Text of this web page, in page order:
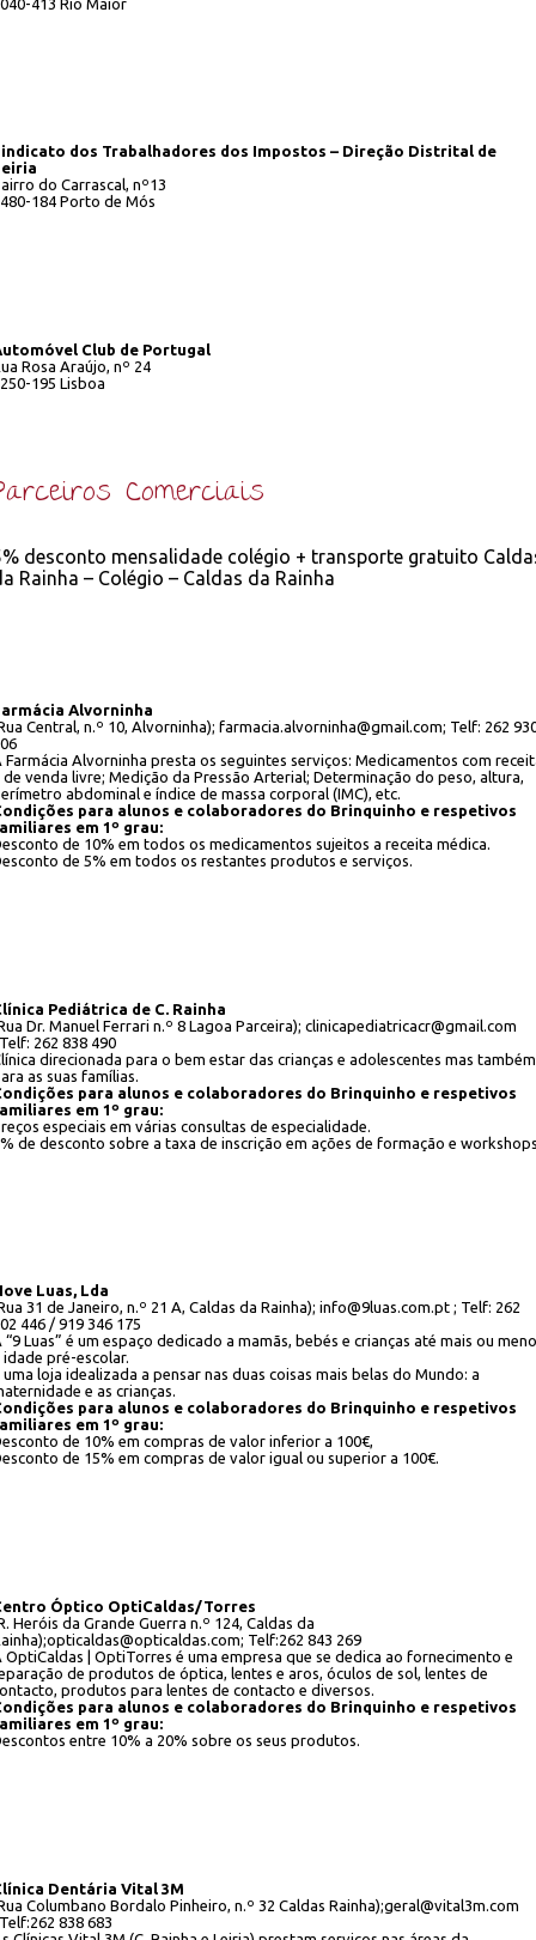
413 Rio Maior
dos Trabalhadores dos Impostos – Direção Distrital de
do Carrascal, nº13
184 Porto de Mós
Club de Portugal
Rosa Araújo, nº 24
195 Lisboa
Comerciais
desconto mensalidade colégio + transporte gratuito
Rainha – Colégio – Caldas da Rainha
Alvorninha
Central, n.º 10, Alvorninha); farmacia.alvorninha@gmail.com; Telf: 262
Farmácia Alvorninha presta os seguintes serviços: Medicamentos com
de venda livre; Medição da Pressão Arterial; Determinação do peso, altura,
abdominal e índice de massa corporal (IMC), etc.
para alunos e colaboradores do Brinquinho e respetivos
em 1º grau:
de 10% em todos os medicamentos sujeitos a receita médica.
de 5% em todos os restantes produtos e serviços.
Pediátrica de C. Rainha
Dr. Manuel Ferrari n.º 8 Lagoa Parceira); clinicapediatricacr@gmail.com
262 838 490
direcionada para o bem estar das crianças e adolescentes mas também
as suas famílias.
para alunos e colaboradores do Brinquinho e respetivos
em 1º grau:
especiais em várias consultas de especialidade.
de desconto sobre a taxa de inscrição em ações de formação e
Luas, Lda
31 de Janeiro, n.º 21 A, Caldas da Rainha); info@9luas.com.pt ; Telf: 262
446 / 919 346 175
“9 Luas” é um espaço dedicado a mamãs, bebés e crianças até mais ou
idade pré-escolar.
uma loja idealizada a pensar nas duas coisas mais belas do Mundo: a
e as crianças.
para alunos e colaboradores do Brinquinho e respetivos
em 1º grau:
de 10% em compras de valor inferior a 100€,
de 15% em compras de valor igual ou superior a 100€.
Óptico OptiCaldas/Torres
Heróis da Grande Guerra n.º 124, Caldas da
Telf:262 843 269
OptiCaldas | OptiTorres é uma empresa que se dedica ao fornecimento e
de produtos de óptica, lentes e aros, óculos de sol, lentes de
produtos para lentes de contacto e diversos.
para alunos e colaboradores do Brinquinho e respetivos
em 1º grau:
entre 10% a 20% sobre os seus produtos.
Dentária Vital 3M
Columbano Bordalo Pinheiro, n.º 32 Caldas Rainha);geral@vital3m.com
838 683